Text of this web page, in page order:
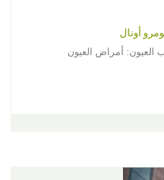
العيون: أمراض العيون